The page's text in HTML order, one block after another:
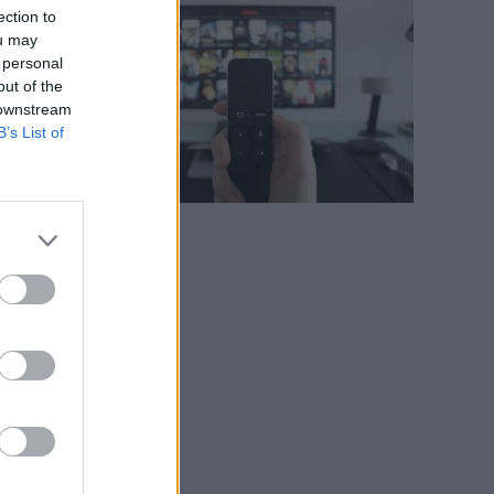
to
may
of the
List of